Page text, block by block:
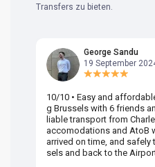
Transfers zu bieten.
George Sandu
19 September
10/10 • Easy and
g Brussels with 6 friends
liable transport from
accomodations and AtoB
arrived on time, and
sels and back to the